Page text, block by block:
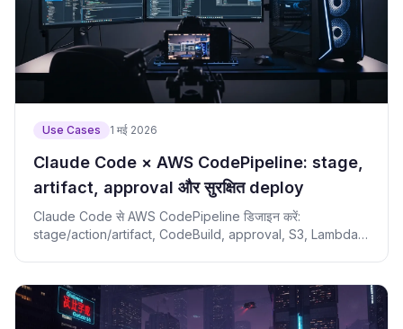
Use Cases 1 मई 2026
Claude Code × AWS CodePipeline: stage,
artifact, approval और सुरक्षित deploy
Claude Code से AWS CodePipeline डिजाइन करें:
stage/action/artifact, CodeBuild, approval, S3, Lambda